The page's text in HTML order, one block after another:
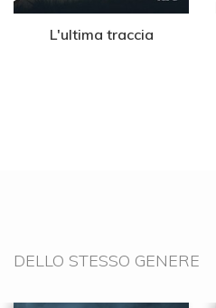
L'ultima traccia
DELLO STESSO GENERE